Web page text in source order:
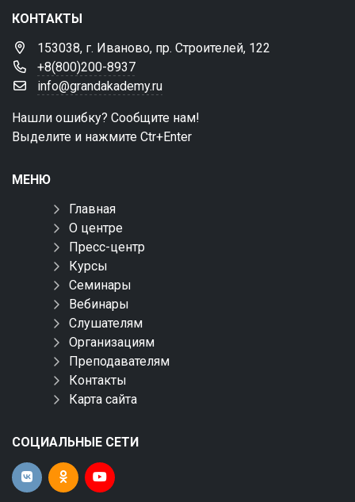
КОНТАКТЫ
153038, г. Иваново, пр. Строителей, 122
+8(800)200-8937
info@grandakademy.ru
Нашли ошибку? Сообщите нам!
Выделите и нажмите Ctr+Enter
МЕНЮ
Главная
О центре
Пресс-центр
Курсы
Семинары
Вебинары
Слушателям
Организациям
Преподавателям
Контакты
Карта сайта
СОЦИАЛЬНЫЕ СЕТИ